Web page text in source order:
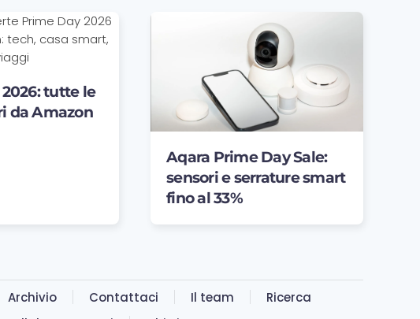
tutte le
da Amazon
Aqara Prime Day Sale:
sensori e serrature smart
fino al 33%
Archivio Contattaci Il team
Ricerca